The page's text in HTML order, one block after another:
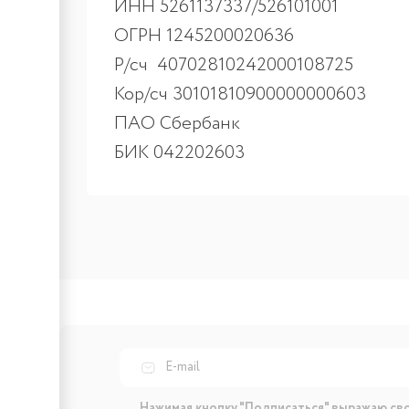
ИНН 5261137337/526101001
ОГРН 1245200020636
Р/сч 40702810242000108725
Кор/сч 30101810900000000603
ПАО Сбербанк
БИК 042202603